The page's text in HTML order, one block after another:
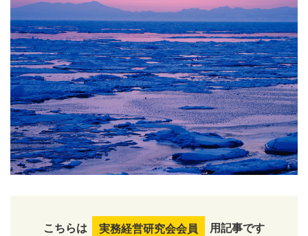
こちらは 実務経営研究会会員 用記事です